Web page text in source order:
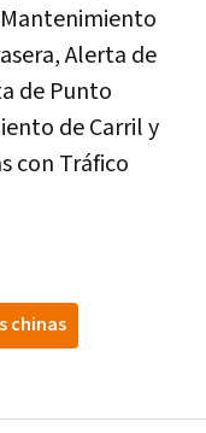
Alerta de
de Punto
de Carril y
con Tráfico
chinas